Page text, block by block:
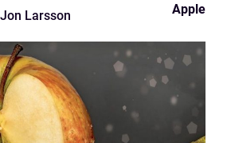
Jon Larsson Apple